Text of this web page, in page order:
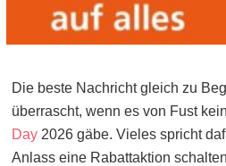
Die beste Nachricht gleich zu
überrascht, wenn es von Fust
Day 2026 gäbe. Vieles spricht
Anlass eine Rabattaktion